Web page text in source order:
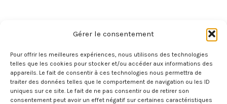
Gérer le consentement
Pour offrir les meilleures expériences, nous utilisons des technologies
telles que les cookies pour stocker et/ou accéder aux informations des
appareils. Le fait de consentir à ces technologies nous permettra de
traiter des données telles que le comportement de navigation ou les ID
uniques sur ce site. Le fait de ne pas consentir ou de retirer son
consentement peut avoir un effet négatif sur certaines caractéristiques
Totalement Ballons Publicitaires-LaTige®